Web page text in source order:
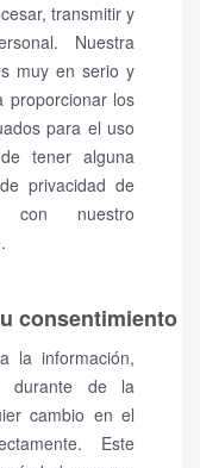
transmitir y
Nuestra
muy en serio y
proporcionar los
para el uso
tener alguna
privacidad de
con nuestro
consentimiento
la información,
durante de la
cambio en el
Este